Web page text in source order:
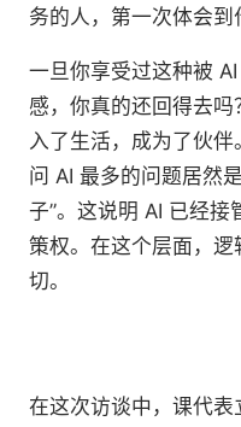
务的人，第一次体会到
一旦你享受过这种被
感，你真的还回得去
入了生活，成为了伙
问 AI 最多的问题居然
子”。这说明 AI 已经
策权。在这个层面，
切。
在这次访谈中，课代